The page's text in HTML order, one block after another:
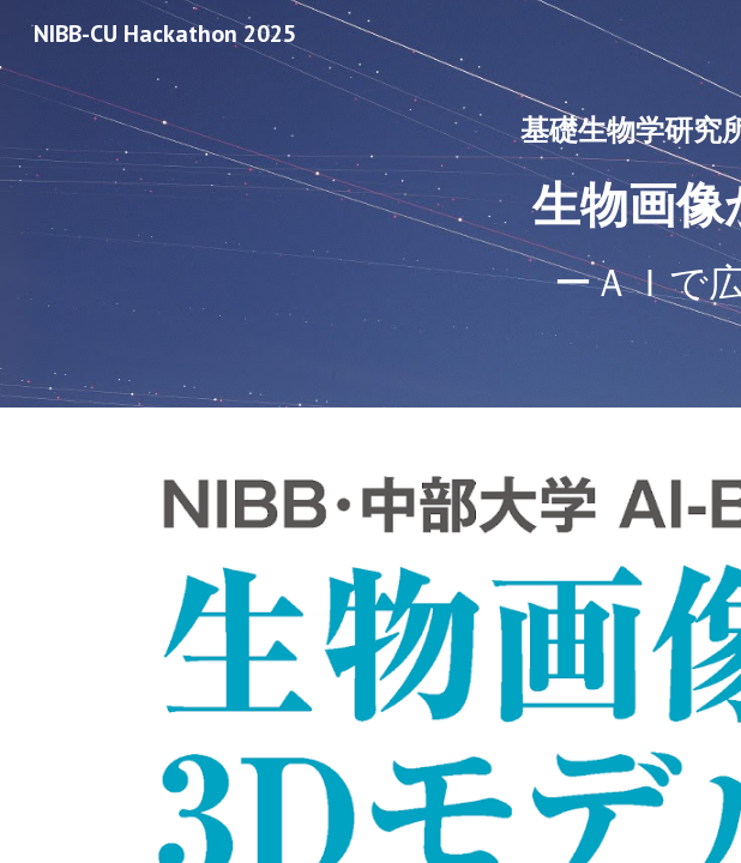
Skip to main content
NIBB-CU Hackathon 2025
基礎生物学研究
生物画
ーＡＩで